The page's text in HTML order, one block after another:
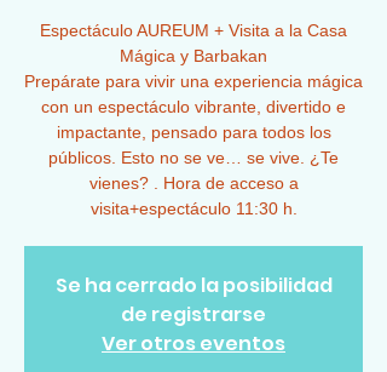
Espectáculo AUREUM + Visita a la Casa
Mágica y Barbakan
Prepárate para vivir una experiencia mágica
con un espectáculo vibrante, divertido e
impactante, pensado para todos los
públicos. Esto no se ve… se vive. ¿Te
vienes? . Hora de acceso a
visita+espectáculo 11:30 h.
Se ha cerrado la posibilidad
de registrarse
Ver otros eventos